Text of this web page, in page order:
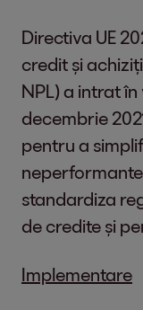
Directiva UE
credit și
NPL) a intrat
decembrie
pentru a
standardiza
de credite și
Implementare